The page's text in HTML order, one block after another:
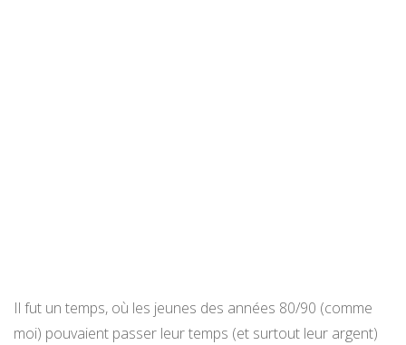
Il fut un temps, où les jeunes des années 80/90 (comme
moi) pouvaient passer leur temps (et surtout leur argent)